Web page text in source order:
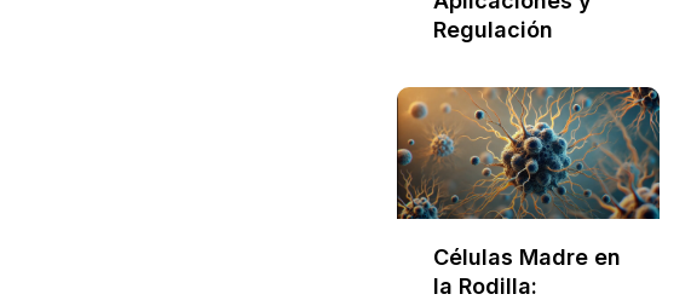
Regulación
Células Madre en
la Rodilla: